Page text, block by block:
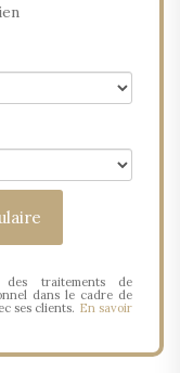
des traitements de
dans le cadre de
ses clients. En savoir